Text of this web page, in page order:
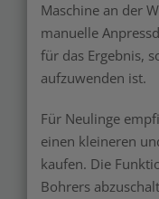
Maschine an der
manuelle
für das Ergebnis,
aufzuwenden ist.
Für Neulinge
einen kleineren
kaufen. Die
Bohrers